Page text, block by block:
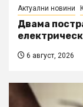
Актуални новини
Двама
6 август, 2026